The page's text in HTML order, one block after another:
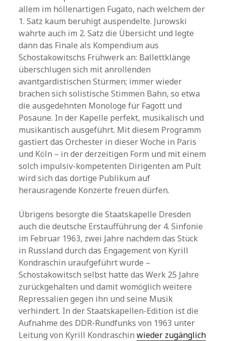
allem im höllenartigen Fugato, nach welchem der
1. Satz kaum beruhigt auspendelte. Jurowski
wahrte auch im 2. Satz die Übersicht und legte
dann das Finale als Kompendium aus
Schostakowitschs Frühwerk an: Ballettklänge
überschlugen sich mit anrollenden
avantgardistischen Stürmen; immer wieder
brachen sich solistische Stimmen Bahn, so etwa
die ausgedehnten Monologe für Fagott und
Posaune. In der Kapelle perfekt, musikalisch und
musikantisch ausgeführt. Mit diesem Programm
gastiert das Orchester in dieser Woche in Paris
und Köln – in der derzeitigen Form und mit einem
solch impulsiv-kompetenten Dirigenten am Pult
wird sich das dortige Publikum auf
herausragende Konzerte freuen dürfen.
Übrigens besorgte die Staatskapelle Dresden
auch die deutsche Erstaufführung der 4. Sinfonie
im Februar 1963, zwei Jahre nachdem das Stück
in Russland durch das Engagement von Kyrill
Kondraschin uraufgeführt wurde –
Schostakowitsch selbst hatte das Werk 25 Jahre
zurückgehalten und damit womöglich weitere
Repressalien gegen ihn und seine Musik
verhindert. In der Staatskapellen-Edition ist die
Aufnahme des DDR-Rundfunks von 1963 unter
Leitung von Kyrill Kondraschinwieder zugänglich